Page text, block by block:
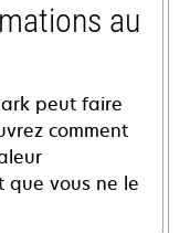
au
peut faire
comment
que vous ne le